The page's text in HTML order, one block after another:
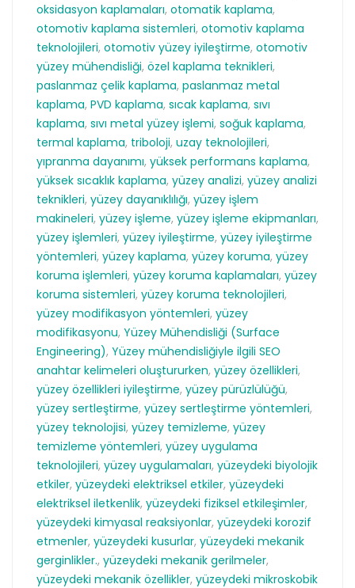
oksidasyon kaplamaları, otomatik kaplama,
otomotiv kaplama sistemleri, otomotiv kaplama
teknolojileri, otomotiv yüzey iyileştirme, otomotiv
yüzey mühendisliği, özel kaplama teknikleri,
paslanmaz çelik kaplama, paslanmaz metal
kaplama, PVD kaplama, sıcak kaplama, sıvı
kaplama, sıvı metal yüzey işlemi, soğuk kaplama,
termal kaplama, triboloji, uzay teknolojileri,
yıpranma dayanımı, yüksek performans kaplama,
yüksek sıcaklık kaplama, yüzey analizi, yüzey analizi
teknikleri, yüzey dayanıklılığı, yüzey işlem
makineleri, yüzey işleme, yüzey işleme ekipmanları,
yüzey işlemleri, yüzey iyileştirme, yüzey iyileştirme
yöntemleri, yüzey kaplama, yüzey koruma, yüzey
koruma işlemleri, yüzey koruma kaplamaları, yüzey
koruma sistemleri, yüzey koruma teknolojileri,
yüzey modifikasyon yöntemleri, yüzey
modifikasyonu, Yüzey Mühendisliği (Surface
Engineering), Yüzey mühendisliğiyle ilgili SEO
anahtar kelimeleri oluştururken, yüzey özellikleri,
yüzey özellikleri iyileştirme, yüzey pürüzlülüğü,
yüzey sertleştirme, yüzey sertleştirme yöntemleri,
yüzey teknolojisi, yüzey temizleme, yüzey
temizleme yöntemleri, yüzey uygulama
teknolojileri, yüzey uygulamaları, yüzeydeki biyolojik
etkiler, yüzeydeki elektriksel etkiler, yüzeydeki
elektriksel iletkenlik, yüzeydeki fiziksel etkileşimler,
yüzeydeki kimyasal reaksiyonlar, yüzeydeki korozif
etmenler, yüzeydeki kusurlar, yüzeydeki mekanik
gerginlikler., yüzeydeki mekanik gerilmeler,
yüzeydeki mekanik özellikler, yüzeydeki mikroskobik